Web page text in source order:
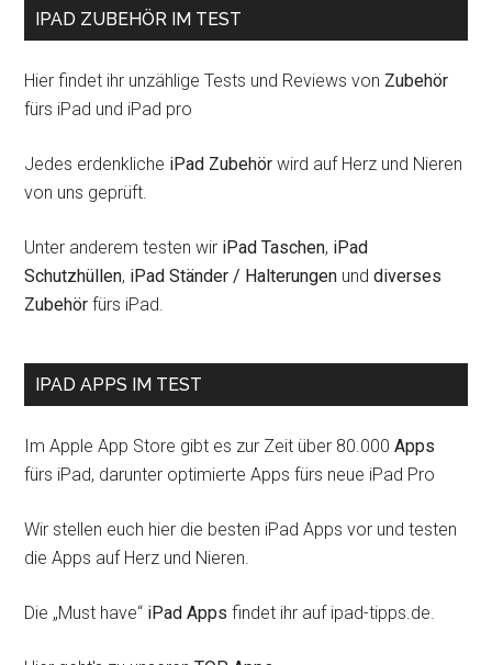
IPAD ZUBEHÖR IM TEST
Hier findet ihr unzählige Tests und Reviews von Zubehör
fürs iPad und iPad pro
Jedes erdenkliche iPad Zubehör wird auf Herz und Nieren
von uns geprüft.
Unter anderem testen wir iPad Taschen, iPad
Schutzhüllen, iPad Ständer / Halterungen unddiverses
Zubehör fürs iPad.
IPAD APPS IM TEST
Im Apple App Store gibt es zur Zeit über 80.000Apps
fürs iPad, darunter optimierte Apps fürs neue iPad Pro
Wir stellen euch hier die besten iPad Apps vor und testen
die Apps auf Herz und Nieren.
Die „Must have“ iPad Apps findet ihr auf ipad-tipps.de.